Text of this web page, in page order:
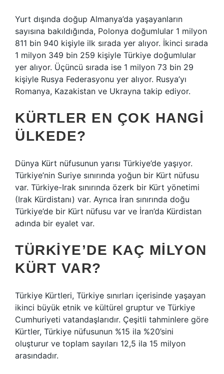
Yurt dışında doğup Almanya’da yaşayanların
sayısına bakıldığında, Polonya doğumlular 1 milyon
811 bin 940 kişiyle ilk sırada yer alıyor. İkinci sırada
1 milyon 349 bin 259 kişiyle Türkiye doğumlular
yer alıyor. Üçüncü sırada ise 1 milyon 73 bin 29
kişiyle Rusya Federasyonu yer alıyor. Rusya’yı
Romanya, Kazakistan ve Ukrayna takip ediyor.
KÜRTLER EN ÇOK HANGI
ÜLKEDE?
Dünya Kürt nüfusunun yarısı Türkiye’de yaşıyor.
Türkiye’nin Suriye sınırında yoğun bir Kürt nüfusu
var. Türkiye-Irak sınırında özerk bir Kürt yönetimi
(Irak Kürdistanı) var. Ayrıca İran sınırında doğu
Türkiye’de bir Kürt nüfusu var ve İran’da Kürdistan
adında bir eyalet var.
TÜRKIYE’DE KAÇ MILYON
KÜRT VAR?
Türkiye Kürtleri, Türkiye sınırları içerisinde yaşayan
ikinci büyük etnik ve kültürel gruptur ve Türkiye
Cumhuriyeti vatandaşlarıdır. Çeşitli tahminlere göre
Kürtler, Türkiye nüfusunun %15 ila %20’sini
oluşturur ve toplam sayıları 12,5 ila 15 milyon
arasındadır.